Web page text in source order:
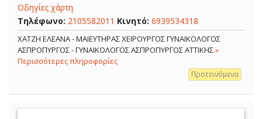
Οδηγίες χάρτη
Τηλέφωνο: 2105582011 Κινητό: 6939534318
ΧΑΤΖΗ ΕΛΕΑΝΑ - ΜΑΙΕΥΤΗΡΑΣ ΧΕΙΡΟΥΡΓΟΣ ΓΥΝΑΙΚΟΛΟΓΟΣ
ΑΣΠΡΟΠΥΡΓΟΣ - ΓΥΝΑΙΚΟΛΟΓΟΣ ΑΣΠΡΟΠΥΡΓΟΣ ΑΤΤΙΚΗΣ»
Περισσότερες πληροφορίες
Προτεινόμενα